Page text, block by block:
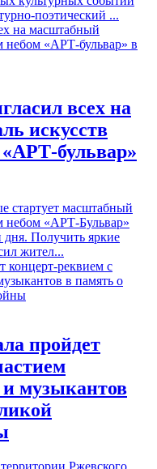
поэтический ...
всех на
искусств
бульвар»
стартует масштабный
небом «АРТ-Бульвар»
дня. Получить яркие
жител...
пройдет
и музыкантов
Ржевского